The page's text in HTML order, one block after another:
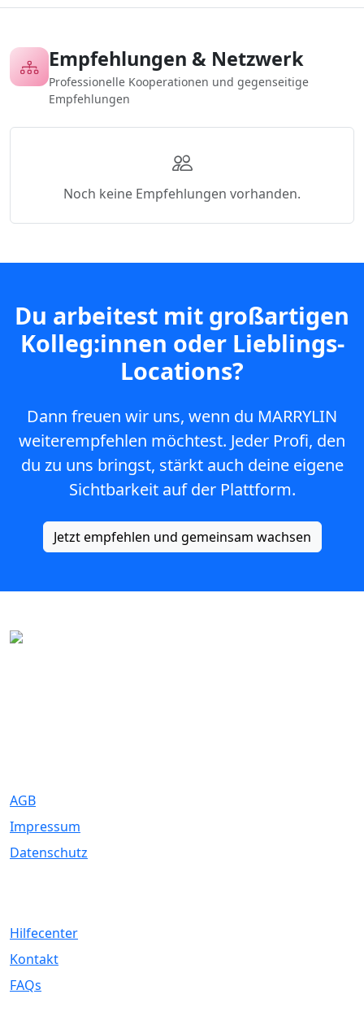
Empfehlungen & Netzwerk
Professionelle Kooperationen und gegenseitige
Empfehlungen
Noch keine Empfehlungen vorhanden.
Du arbeitest mit großartigen
Kolleg:innen oder Lieblings-
Locations?
Dann freuen wir uns, wenn du MARRYLIN
weiterempfehlen möchtest. Jeder Profi, den
du zu uns bringst, stärkt auch deine eigene
Sichtbarkeit auf der Plattform.
Jetzt empfehlen und gemeinsam wachsen
AGB
Impressum
Datenschutz
Hilfecenter
Kontakt
FAQs